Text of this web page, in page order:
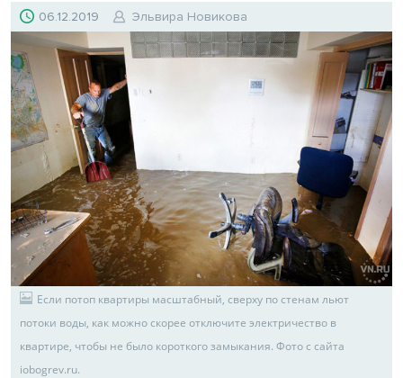
06.12.2019 Эльвира Новикова
Если потоп квартиры масштабный, сверху по стенам льют
потоки воды, как можно скорее отключите электричество в
квартире, чтобы не было короткого замыкания. Фото с сайта
iobogrev.ru.